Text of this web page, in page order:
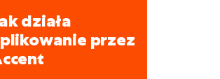
działa
przez